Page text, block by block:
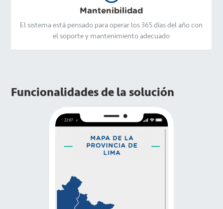
Mantenibilidad
El sistema está pensado para operar los 365 días del año con
el soporte y mantenimiento adecuado
Funcionalidades de la solución